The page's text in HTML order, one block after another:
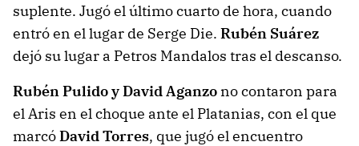
suplente. Jugó el último cuarto de hora, cuando
entró en el lugar de Serge Die. Rubén Suárez
dejó su lugar a Petros Mandalos tras el descanso.
Rubén Pulido y David Aganzono contaron para
el Aris en el choque ante el Platanias, con el que
marcóDavid Torres, que jugó el encuentro